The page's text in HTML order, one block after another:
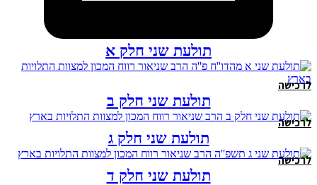
תולעת שני חלק א
לרכישה
תולעת שני חלק ב
לרכישה
תולעת שני חלק ג
לרכישה
תולעת שני חלק ד